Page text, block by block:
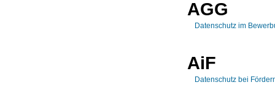
AGG
Datenschutz im
AiF
Datenschutz bei